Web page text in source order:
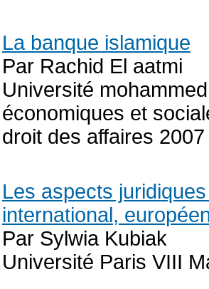
La banque islamique
Par Rachid El aatmi
Université
économiques et
droit des affaires 2007
Les aspects
international,
Par Sylwia Kubiak
Université Paris VIII